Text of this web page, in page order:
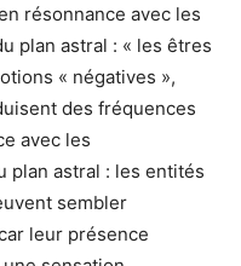
résonnance avec les
plan astral : « les êtres
« négatives »,
des fréquences
avec les
plan astral : les entités
sembler
leur présence